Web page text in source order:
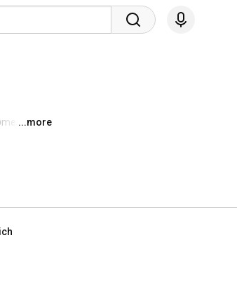
...more